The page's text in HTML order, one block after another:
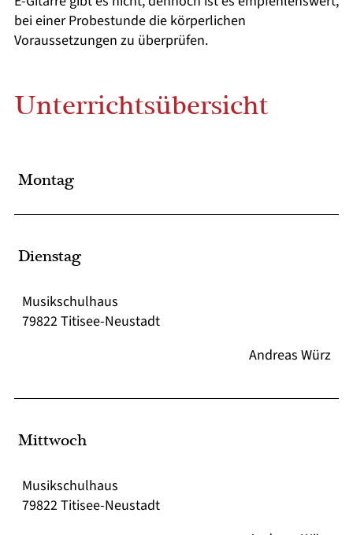
bei einer Probestunde die körperlichen
Voraussetzungen zu überprüfen.
Unterrichtsübersicht
Montag
Dienstag
Musikschulhaus
79822 Titisee-Neustadt
Andreas Würz
Mittwoch
Musikschulhaus
79822 Titisee-Neustadt